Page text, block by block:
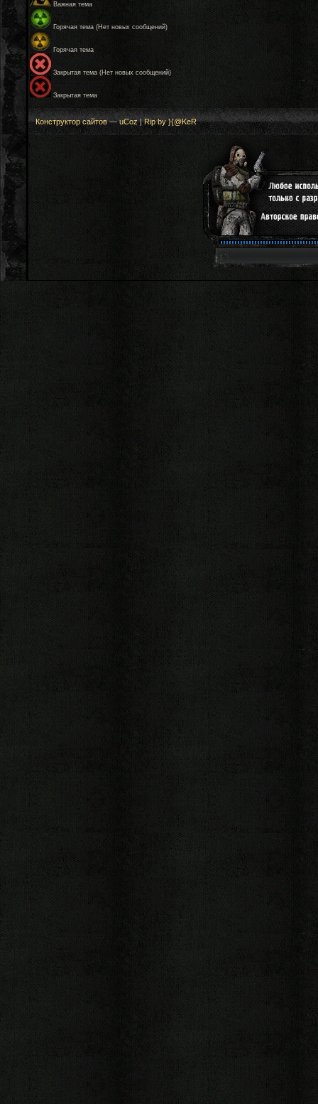
Важная тема
Горячая тема (Нет новых сообщений)
Горячая тема
Закрытая тема (Нет новых сообщений)
Закрытая тема
Конструктор сайтов—uCoz|Rip by }{@KeR